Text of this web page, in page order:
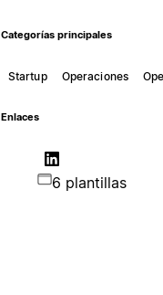
Categorías principales
Startup Operaciones
Enlaces
6 plantillas